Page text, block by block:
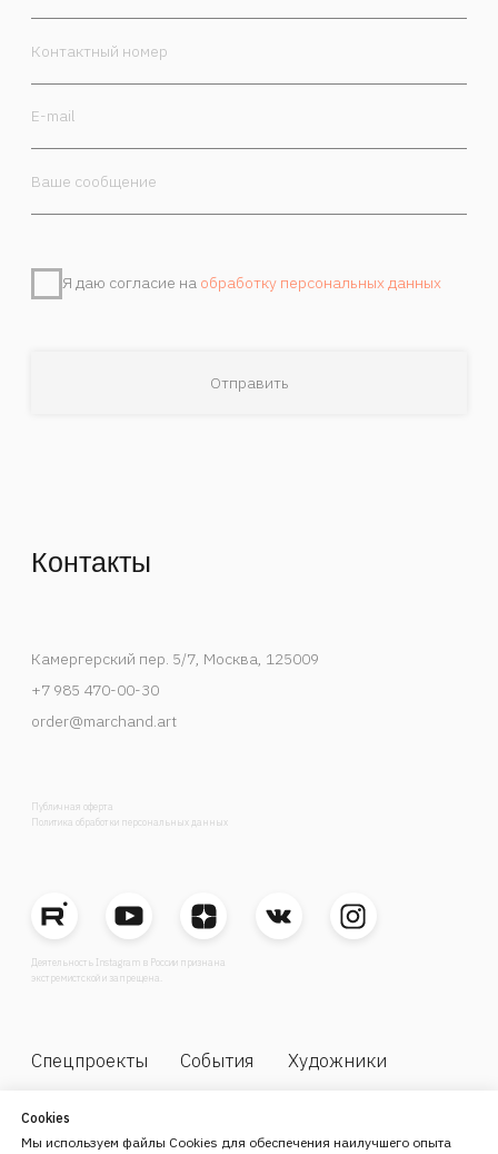
Cookies
Мы используем файлы Cookies для обеспечения наилучшего опыта